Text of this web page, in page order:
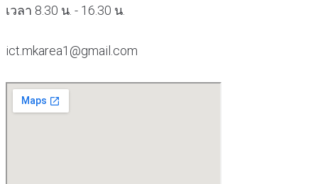
เวลา 8.30 น. - 16.30 น.
ict.mkarea1@gmail.com